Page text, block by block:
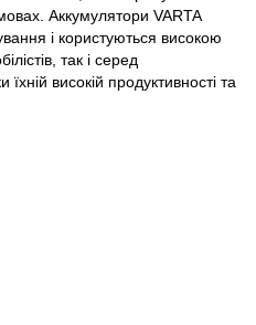
Аккумулятори VARTA
і користуються високою
так і серед
їхній високій продуктивності та